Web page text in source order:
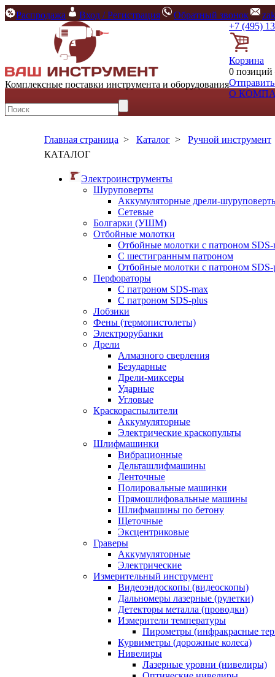
Распродажа Вход / Регистрация Обратный звонок
Комплексные поставки инструмента и оборудования
+7 (495)
Корзина
0 позиций
Отправить
О
Главная страница > Каталог > Ручной инструмент
КАТАЛОГ
Электроинструменты
Шуруповерты
Аккумуляторные дрели-
Сетевые
Болгарки (УШМ)
Отбойные молотки
Отбойные молотки с патроном SDS-
С шестигранным патроном
Отбойные молотки с патроном SDS-
Перфораторы
С патроном SDS-max
С патроном SDS-plus
Лобзики
Фены (термопистолеты)
Электрорубанки
Дрели
Алмазного сверления
Безударные
Дрели-миксеры
Ударные
Угловые
Краскораспылители
Аккумуляторные
Электрические краскопульты
Шлифмашинки
Вибрационные
Дельташлифмашины
Ленточные
Полировальные машинки
Прямошлифовальные машины
Шлифмашины по бетону
Щеточные
Эксцентриковые
Граверы
Аккумуляторные
Электрические
Измерительный инструмент
Видеоэндоскопы (видеоскопы)
Дальномеры лазерные (рулетки)
Детекторы металла (проводки)
Измерители температуры
Пирометры (инфракрасные
Курвиметры (дорожные колеса)
Нивелиры
Лазерные уровни (нивелиры)